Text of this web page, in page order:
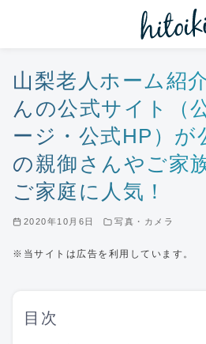
山梨老人ホーム紹
んの公式サイト（
ージ・公式HP）が
の親御さんやご家
ご家庭に人気！
2020年10月6日 写真・カメラ
※当サイトは広告を利用しています。
目次